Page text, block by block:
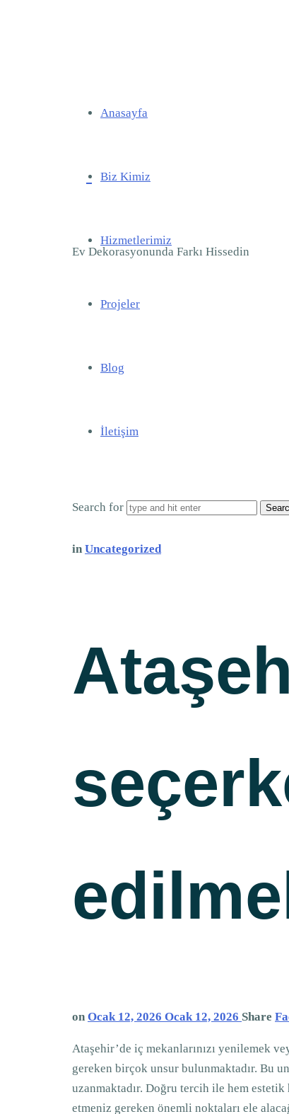
Ev Dekorasyonunda Farkı Hissedin
Anasayfa
Biz Kimiz
Hizmetlerimiz
Projeler
Blog
İletişim
Search for
in Uncategorized
on Ocak 12, 2026 Ocak 12, 2026 Share
Ataşehir’de iç mekanlarınızı yenilemek
gereken birçok unsur bulunmaktadır. Bu
uzanmaktadır. Doğru tercih ile hem
etmeniz gereken önemli noktaları ele